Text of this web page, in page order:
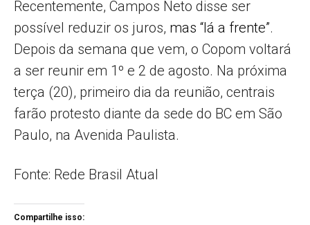
Recentemente, Campos Neto disse ser
possível reduzir os juros, mas “lá a frente”.
Depois da semana que vem, o Copom voltará
a ser reunir em 1º e 2 de agosto. Na próxima
terça (20), primeiro dia da reunião, centrais
farão protesto diante da sede do BC em São
Paulo, na Avenida Paulista.
Fonte: Rede Brasil Atual
Compartilhe isso: